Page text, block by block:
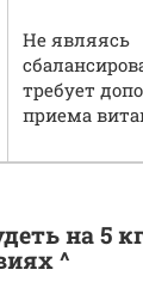
Не являясь
требует
приема
на 5
^